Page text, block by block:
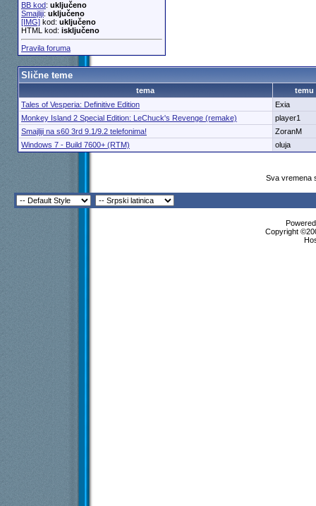
BB kod: uključeno
Smajliji: uključeno
[IMG]kod: uključeno
HTML kod: isključeno
Pravila foruma
Slične teme
tema
temu
Tales of Vesperia: Definitive Edition
Exia
Monkey Island 2 Special Edition: LeChuck's Revenge (remake)
player1
Smajliji na s60 3rd 9.1/9.2 telefonima!
ZoranM
Windows 7 - Build 7600+ (RTM)
oluja
Sva vremena
Copyright